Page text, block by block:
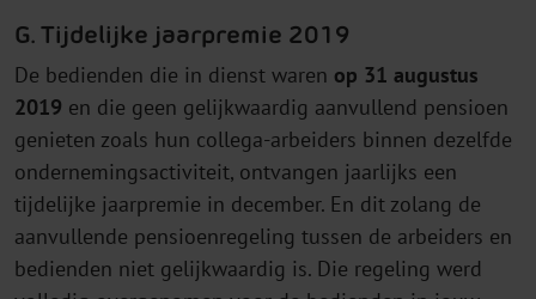
G. Tijdelijke jaarpremie 2019
De bedienden die in dienst waren op 31 augustus
2019 en die geen gelijkwaardig aanvullend pensioen
genieten zoals hun collega-arbeiders binnen dezelfde
ondernemingsactiviteit, ontvangen jaarlijks een
tijdelijke jaarpremie in december. En dit zolang de
aanvullende pensioenregeling tussen de arbeiders en
bedienden niet gelijkwaardig is. Die regeling werd